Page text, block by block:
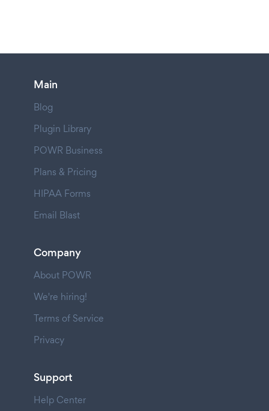
Main
Blog
Plugin Library
POWR Business
Plans & Pricing
HIPAA Forms
Email Blast
Company
About POWR
We're hiring!
Terms of Service
Privacy
Support
Help Center